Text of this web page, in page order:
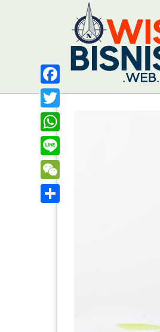
Facebook
Twitter
WhatsApp
Line
WeChat